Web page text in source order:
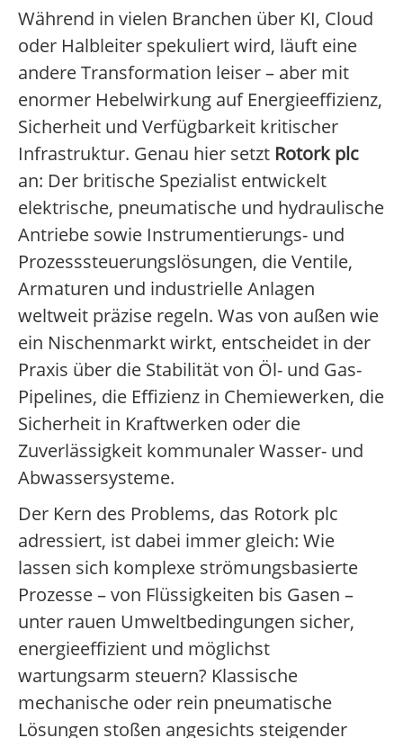
Während in vielen Branchen über KI, Cloud
oder Halbleiter spekuliert wird, läuft eine
andere Transformation leiser – aber mit
enormer Hebelwirkung auf Energieeffizienz,
Sicherheit und Verfügbarkeit kritischer
Infrastruktur. Genau hier setzt Rotork plc
an: Der britische Spezialist entwickelt
elektrische, pneumatische und hydraulische
Antriebe sowie Instrumentierungs- und
Prozesssteuerungslösungen, die Ventile,
Armaturen und industrielle Anlagen
weltweit präzise regeln. Was von außen wie
ein Nischenmarkt wirkt, entscheidet in der
Praxis über die Stabilität von Öl- und Gas-
Pipelines, die Effizienz in Chemiewerken, die
Sicherheit in Kraftwerken oder die
Zuverlässigkeit kommunaler Wasser- und
Abwassersysteme.
Der Kern des Problems, das Rotork plc
adressiert, ist dabei immer gleich: Wie
lassen sich komplexe strömungsbasierte
Prozesse – von Flüssigkeiten bis Gasen –
unter rauen Umweltbedingungen sicher,
energieeffizient und möglichst
wartungsarm steuern? Klassische
mechanische oder rein pneumatische
Lösungen stoßen angesichts steigender